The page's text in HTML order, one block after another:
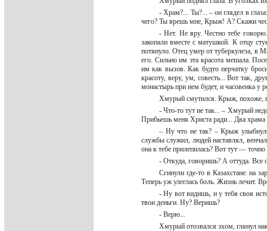
- Храм?... Ты?... – он глядел в
чего? Ты врешь мне, Крыж! А? Скажи
- Нет. Не вру. Честно тебе
закопали вместе с матушкой. К отцу
потянуло. Отец умер от туберкулеза, в
его. Сильно им эта красота мешала.
им как вызов. Как будто перчатку
красоту, веру, ум, совесть... Вот так,
монастырь при нем будет, и часовенка у
Хмурый смутился. Крыж, похоже,
- Что-то тут не так... – Хмурый
Прибьешь меня Христа ради... Два
– Ну что не так? – Крыж
службы служил, людей наставлял,
она к тебе прилепилась? Вот тут —
- Откуда, говоришь? А оттуда. Все
Сгинули где-то в Казахстане: на
Теперь уж улеглась боль. Жизнь лечит.
- Ну вот видишь, и у тебя своя
твои деньги. Ну? Веришь?
- Верю...
Хмурый отозвался эхом, глянул